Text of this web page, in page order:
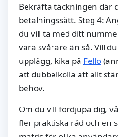
Bekräfta täckningen där
betalningssätt. Steg 4:
du vill ta med ditt
vara svårare än så. Vill
upplägg, kika på Fello
att dubbelkolla att allt
behov.
Om du vill fördjupa dig,
fler praktiska råd och en